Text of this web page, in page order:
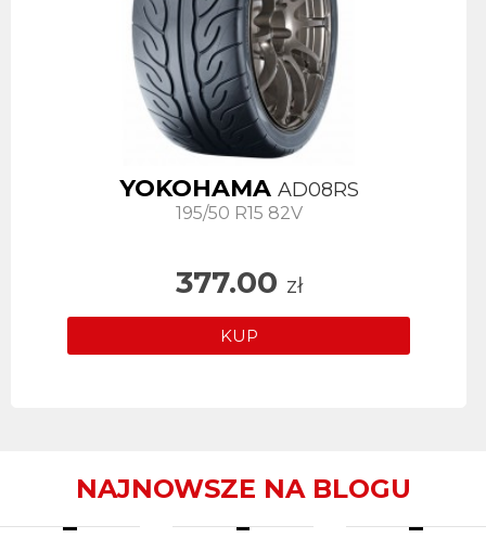
YOKOHAMA AD08RS
195/50 R15 82V
377.00 zł
KUP
NAJNOWSZE NA BLOGU